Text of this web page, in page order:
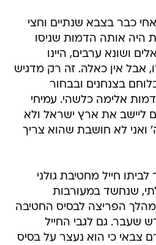
כבר בצבא שנתיים וחצי
היה אותה הדמות שניסו
ושונא ערבים, היינו
אבל אין כאלה. זה רק מדגיש
בצנחנים ובבחור
דמות אלימה כלשהי. עמיחי
ליישב את ארץ ישראל ולא
ואני לא חושבת שהוא צריך
חייל מחטיבת גולני
שנחשד במעורבות
הפריצה לבסיס החטיבה
שעבר. גם לגבי החייל
צבאי כי הוא נעצר על בסיס